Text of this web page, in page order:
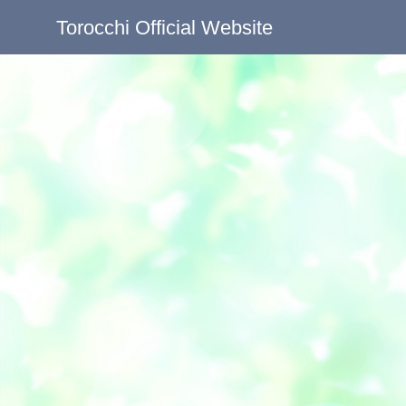
Torocchi Official Website